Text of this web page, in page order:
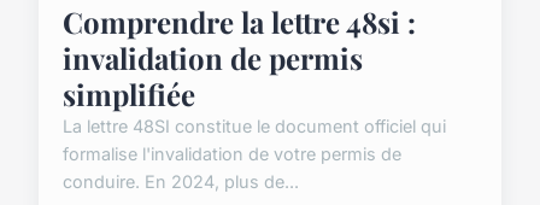
Comprendre la lettre 48si :
invalidation de permis
simplifiée
La lettre 48SI constitue le document officiel qui
formalise l'invalidation de votre permis de
conduire. En 2024, plus de...